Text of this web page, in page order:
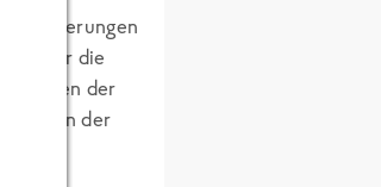
über die
der
der